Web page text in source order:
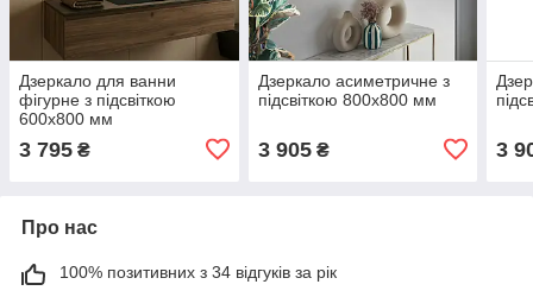
Дзеркало для ванни
фігурне з підсвіткою
600х800 мм
3 795 ₴
Дзеркало асиметричне з
підсвіткою 800х800 мм
3 905₴ 3
Про нас
100% позитивних з 34 відгуків за рік